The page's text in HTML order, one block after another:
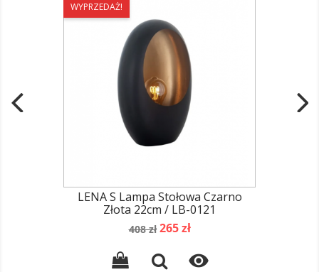
WYPRZEDAŻ!
LENA S Lampa Stołowa Czarno
Złota 22cm / LB-0121
Cena
408 zł Cena
265 zł
